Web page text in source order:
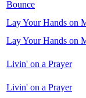
Bounce
Lay Your Hands on
Lay Your Hands on
Livin' on a Prayer
Livin' on a Prayer